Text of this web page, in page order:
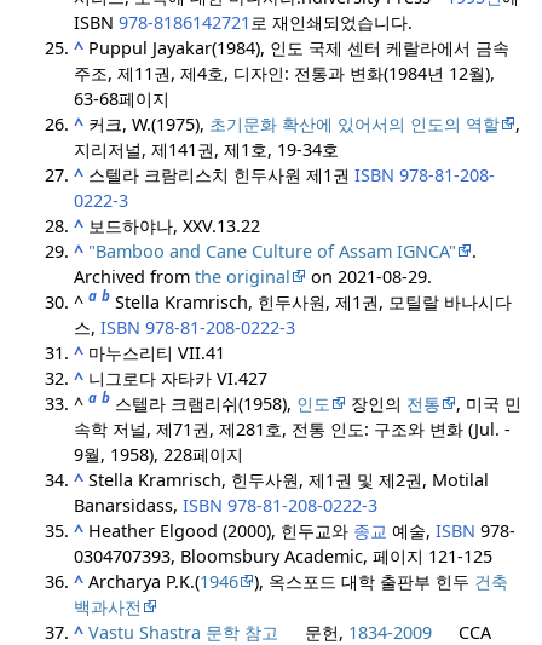
ISBN978-8186142721 로 재인쇄되었습니다.
^ Puppul Jayakar(1984), 인도 국제 센터 케랄라에서 금속
주조, 제11권, 제4호, 디자인: 전통과 변화(1984년 12월),
63-68페이지
^ 커크, W.(1975), 초기문화 확산에 있어서의 인도의 역할
,
지리저널, 제141권, 제1호, 19-34호
^ 스텔라 크람리스치 힌두사원 제1권ISBN 978-81-208-
0222-3
^ 보드하야나, XXV.13.22
^
"Bamboo and Cane Culture of Assam IGNCA"
.
Archived fromthe original
on 2021-08-29.
^a b Stella Kramrisch, 힌두사원, 제1권, 모틸랄 바나시다
스,ISBN 978-81-208-0222-3
^ 마누스리티 VII.41
^ 니그로다 자타카 VI.427
^a b 스텔라 크램리쉬(1958), 인도 장인의 전통
, 미국 민
속학 저널, 제71권, 제281호, 전통 인도: 구조와 변화 (Jul. -
9월, 1958), 228페이지
^ Stella Kramrisch, 힌두사원, 제1권 및 제2권, Motilal
Banarsidass,ISBN 978-81-208-0222-3
^ Heather Elgood (2000), 힌두교와 종교 예술,ISBN 978-
0304707393, Bloomsbury Academic, 페이지 121-125
^ Archarya P.K.(1946 ), 옥스포드 대학 출판부 힌두 건축
백과사전
^ Vastu Shastra 문학 참고 문헌, 1834-2009 CCA